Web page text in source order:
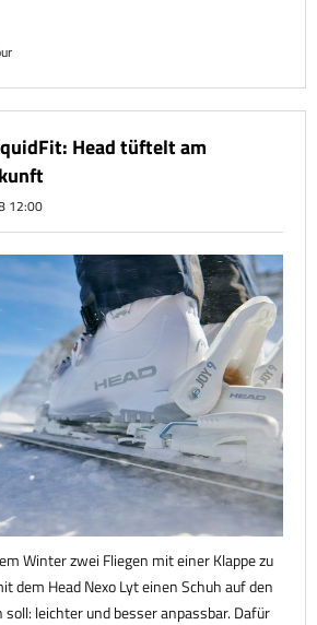
Head tüftelt am
12:00
Winter zwei Fliegen mit einer Klappe zu
dem Head Nexo Lyt einen Schuh auf den
leichter und besser anpassbar. Dafür